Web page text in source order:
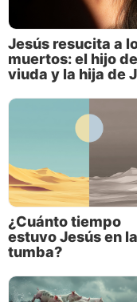
nuestro artículo en
ponerse de pie?”.
Jesús resucita a
muertos: el hijo
viuda y la hija de
¿Cuánto tiempo
estuvo Jesús en la
tumba?